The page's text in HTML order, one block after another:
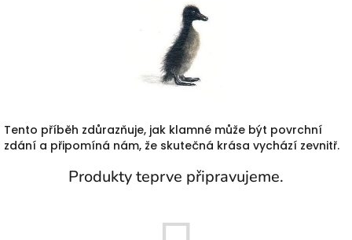
Tento příběh zdůrazňuje, jak klamné může být povrchní
zdání a připomíná nám, že skutečná krása vychází zevnitř.
Produkty teprve připravujeme.